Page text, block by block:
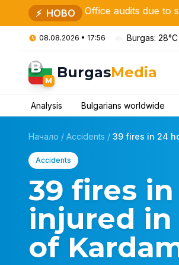
⚡ НОВО
Office audits due to speculations
08.08.2026 • 17:56 Burgas: 28°C
B
M BurgasMedia
Analysis Bulgarians worldwide
Начало / Accidents / 39 fires in 24
Accidents
39 fires
injured
of